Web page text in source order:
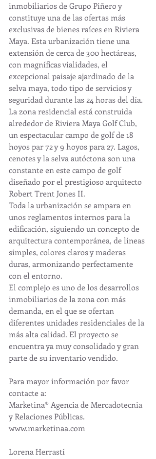
inmobiliarios de Grupo Piñero y
constituye una de las ofertas más
exclusivas de bienes raíces en Riviera
Maya. Esta urbanización tiene una
extensión de cerca de 300 hectáreas,
con magníficas vialidades, el
excepcional paisaje ajardinado de la
selva maya, todo tipo de servicios y
seguridad durante las 24 horas del día.
La zona residencial está construida
alrededor de Riviera Maya Golf Club,
un espectacular campo de golf de 18
hoyos par 72 y 9 hoyos para 27. Lagos,
cenotes y la selva autóctona son una
constante en este campo de golf
diseñado por el prestigioso arquitecto
Robert Trent Jones II.
Toda la urbanización se ampara en
unos reglamentos internos para la
edificación, siguiendo un concepto de
arquitectura contemporánea, de líneas
simples, colores claros y maderas
duras, armonizando perfectamente
con el entorno.
El complejo es uno de los desarrollos
inmobiliarios de la zona con más
demanda, en el que se ofertan
diferentes unidades residenciales de la
más alta calidad. El proyecto se
encuentra ya muy consolidado y gran
parte de su inventario vendido.
Para mayor información por favor
contacte a:
Marketina® Agencia de Mercadotecnia
y Relaciones Públicas.
www.marketinaa.com
Lorena Herrastí